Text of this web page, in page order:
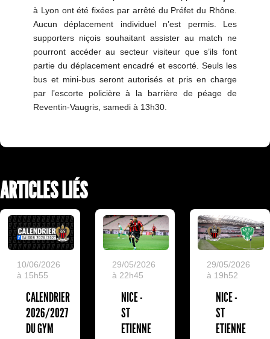
à Lyon ont été fixées par arrêté du Préfet du Rhône.
Aucun déplacement individuel n’est permis. Les
supporters niçois souhaitant assister au match ne
pourront accéder au secteur visiteur que s’ils font
partie du déplacement encadré et escorté. Seuls les
bus et mini-bus seront autorisés et pris en charge
par l’escorte policière à la barrière de péage de
Reventin-Vaugris, samedi à 13h30.
ARTICLES LIÉS
10/06/2026
à 15h55
CALENDRIER
2026/2027
DU GYM
29/05/2026
à 22h45
NICE -
ST
ETIENNE
29/05/2026
à 19h52
NICE -
ST
ETIENNE